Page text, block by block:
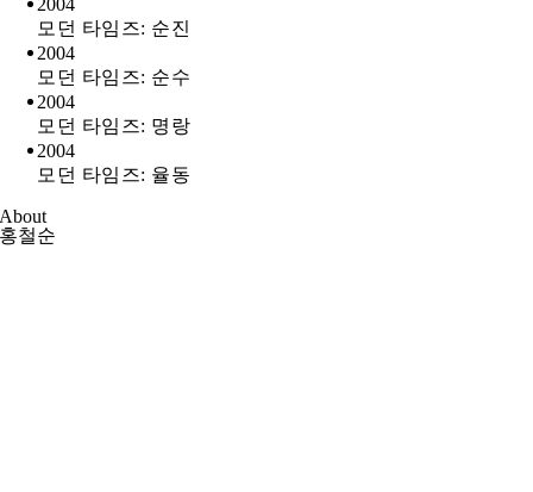
2004
모던 타임즈: 순진
2004
모던 타임즈: 순수
2004
모던 타임즈: 명랑
2004
모던 타임즈: 율동
About
홍철순